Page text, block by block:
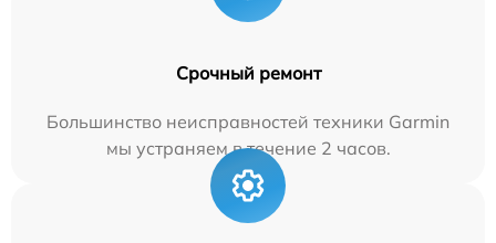
Срочный ремонт
Большинство неисправностей техники Garmin
мы устраняем в течение 2 часов.